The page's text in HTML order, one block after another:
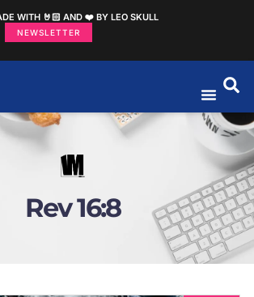
WITH 🤘🏻 AND ❤️ BY LEO SKULL
NEWSLETTER
Rev 16:8